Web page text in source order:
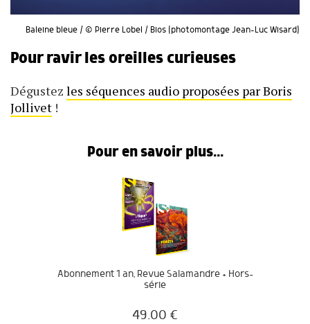
Baleine bleue / © Pierre Lobel / Bios (photomontage Jean-Luc Wisard)
Pour ravir les oreilles curieuses
Dégustez les séquences audio proposées par Boris
Jollivet !
Pour en savoir plus...
Abonnement 1 an, Revue Salamandre + Hors-
série
49.00 €